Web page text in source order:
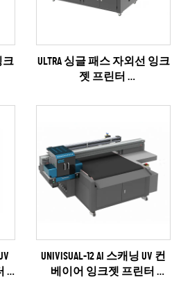
크
ULTRA 싱글 패스 자외선 잉크
젯 프린터
UNIVISUAL-12 AI 스캐닝 UV 컨
베이어 잉크젯 프린터